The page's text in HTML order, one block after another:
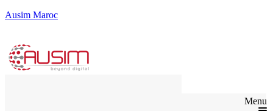
Ausim Maroc
Menu